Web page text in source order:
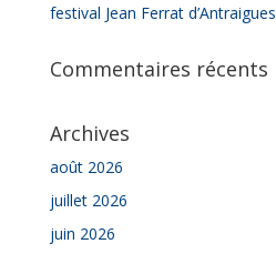
festival Jean Ferrat d’Antraigues
Commentaires récents
Archives
août 2026
juillet 2026
juin 2026